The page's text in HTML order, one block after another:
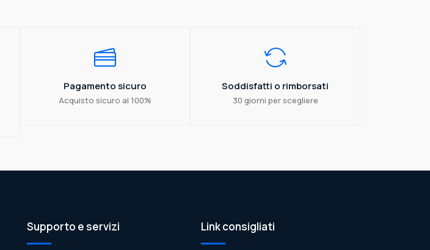
Pagamento sicuro
Acquisto sicuro al 100%
Soddisfatti o rimborsati
30 giorni per scegliere
Supporto e servizi Link consigliati